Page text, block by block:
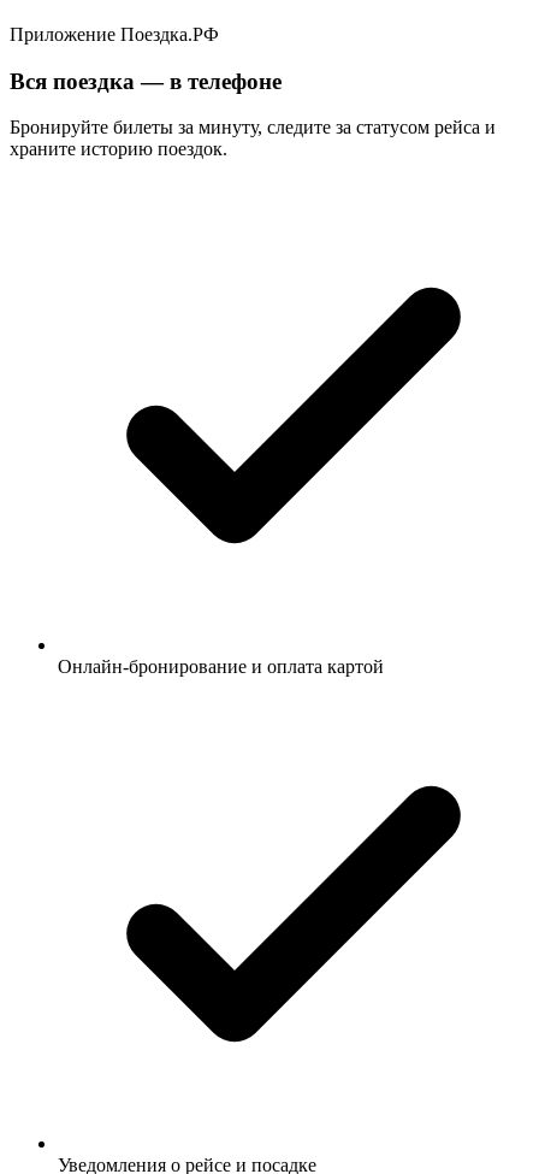
Приложение Поездка.РФ
Вся поездка — в телефоне
Бронируйте билеты за минуту, следите за статусом рейса и
храните историю поездок.
Онлайн-бронирование и оплата картой
Уведомления о рейсе и посадке